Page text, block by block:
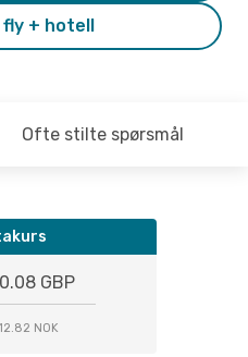
+ hotell
Ofte stilte spørsmål
GBP
NOK